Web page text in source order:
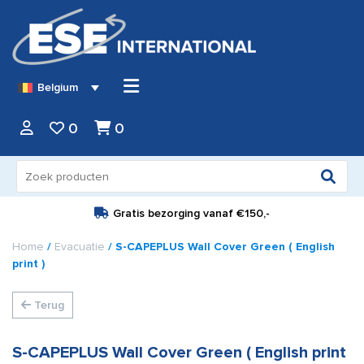
Belgium
0 0
naar:
Gratis bezorging vanaf €150,-
Home / Evacuatie / S-CAPEPLUS Wall Cover Green ( English
print )
Terug
S-CAPEPLUS Wall Cover Green ( English print